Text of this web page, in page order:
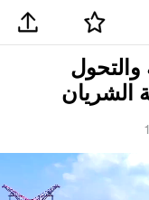
الشريان